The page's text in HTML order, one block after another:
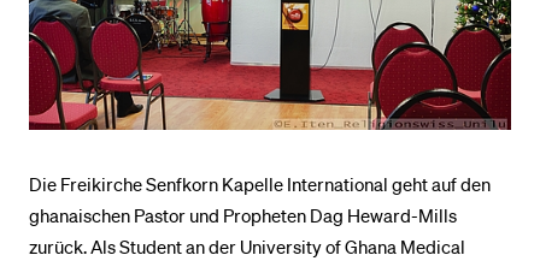
Die Freikirche Senfkorn Kapelle International geht auf den
ghanaischen Pastor und Propheten Dag Heward-Mills
zurück. Als Student an der University of Ghana Medical
BELIEBTE INHALTE
Vorlesungsverzeichnis
Sportangebot
Menuplan Mensa